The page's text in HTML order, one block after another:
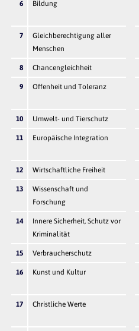
6 Bildung
7
Gleichberechtigung aller
Menschen
8 Chancengleichheit
9 Offenheit und Toleranz
10 Umwelt- und Tierschutz
11 Europäische Integration
12 Wirtschaftliche Freiheit
13
Wissenschaft und
Forschung
14
Innere Sicherheit, Schutz vor
Kriminalität
15 Verbraucherschutz
16 Kunst und Kultur
17 Christliche Werte